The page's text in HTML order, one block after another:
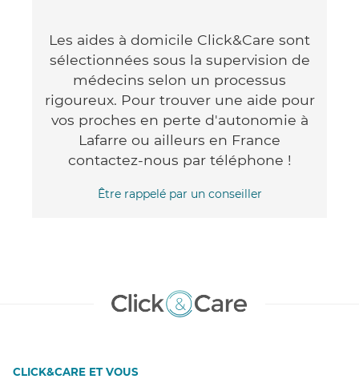
Les aides à domicile Click&Care sont
sélectionnées sous la supervision de
médecins selon un processus
rigoureux. Pour trouver une aide pour
vos proches en perte d'autonomie à
Lafarre ou ailleurs en France
contactez-nous par téléphone !
Être rappelé par un conseiller
CLICK&CARE ET VOUS